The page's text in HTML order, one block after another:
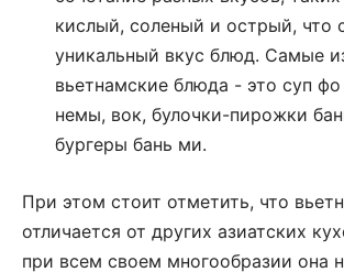
кислый, соленый и острый, что
уникальный вкус блюд. Самые
вьетнамские блюда - это суп
немы, вок, булочки-пирожки
бургеры бань ми.
При этом стоит отметить, что
отличается от других азиатских
при всем своем многообразии она